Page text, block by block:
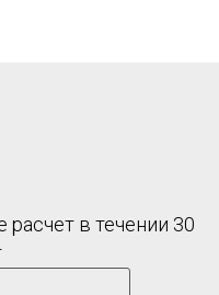
расчет в течении 30